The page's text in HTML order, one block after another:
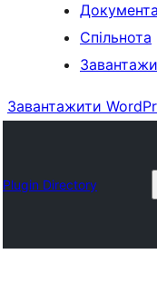
Спільнота
Завантажити
Plugin Directory